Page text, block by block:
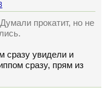
прокатит, но не
сразу увидели и
сразу, прям из